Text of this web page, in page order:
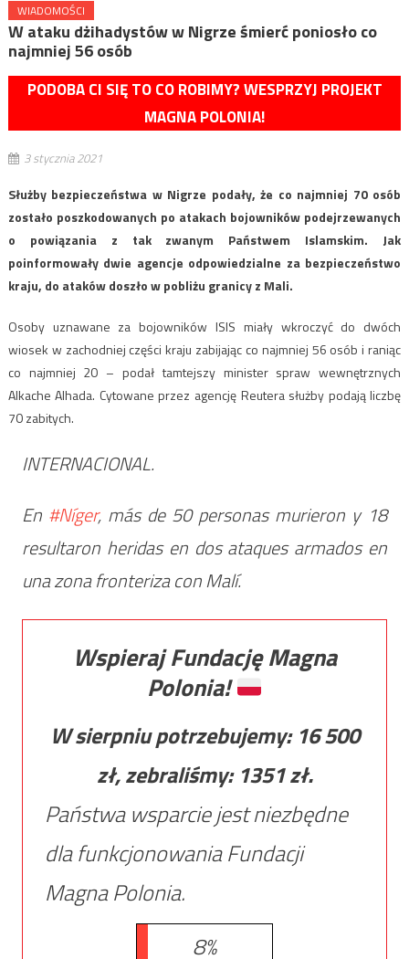
WIADOMOŚCI
W ataku dżihadystów w Nigrze śmierć poniosło co
najmniej 56 osób
PODOBA CI SIĘ TO CO ROBIMY? WESPRZYJ PROJEKT
MAGNA POLONIA!
3 stycznia 2021
Służby bezpieczeństwa w Nigrze podały, że co najmniej 70 osób
zostało poszkodowanych po atakach bojowników podejrzewanych
o powiązania z tak zwanym Państwem Islamskim. Jak
poinformowały dwie agencje odpowiedzialne za bezpieczeństwo
kraju, do ataków doszło w pobliżu granicy z Mali.
Osoby uznawane za bojowników ISIS miały wkroczyć do dwóch
wiosek w zachodniej części kraju zabijając co najmniej 56 osób i raniąc
co najmniej 20 – podał tamtejszy minister spraw wewnętrznych
Alkache Alhada. Cytowane przez agencję Reutera służby podają liczbę
70 zabitych.
INTERNACIONAL.
En #Níger, más de 50 personas murieron y 18
resultaron heridas en dos ataques armados en
una zona fronteriza con Malí.
Wspieraj Fundację Magna
Polonia!
W sierpniu potrzebujemy: 16 500
zł, zebraliśmy: 1351zł.
Państwa wsparcie jest niezbędne
dla funkcjonowania Fundacji
Magna Polonia.
8%